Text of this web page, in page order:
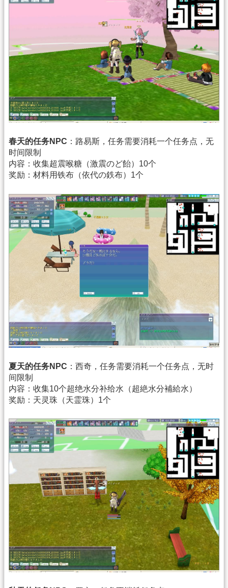
春天的任务NPC ：路易斯，任务需要消耗一个任务点，无
时间限制
内容：收集超震喉糖（激震のど飴）10个
奖励：材料用铁布（依代の鉄布）1个
夏天的任务NPC ：西奇，任务需要消耗一个任务点，无时
间限制
内容：收集10个超绝水分补给水（超絶水分補給水）
奖励：天灵珠（天霊珠）1个